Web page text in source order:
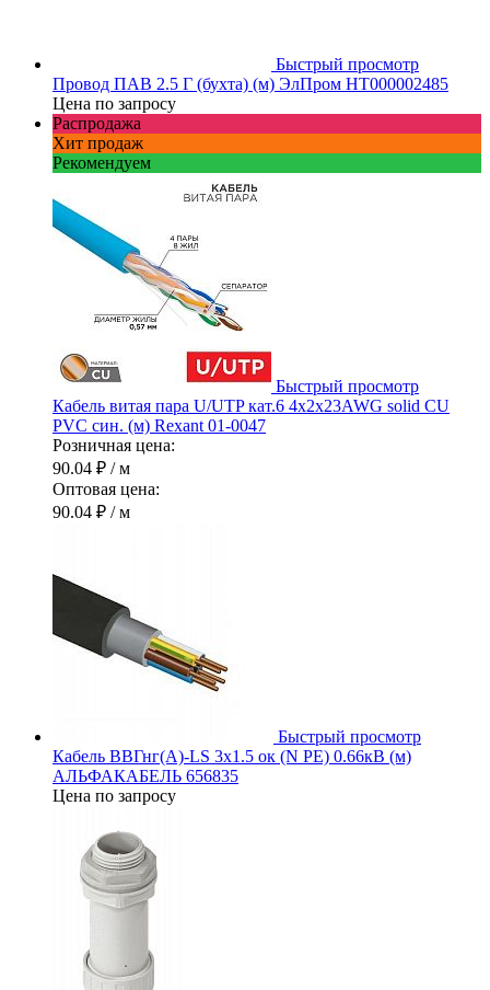
Быстрый просмотр
Провод ПАВ 2.5 Г (бухта) (м) ЭлПром НТ000002485
Цена по запросу
Распродажа
Хит продаж
Рекомендуем
Быстрый просмотр
Кабель витая пара U/UTP кат.6 4х2х23AWG solid CU
PVC син. (м) Rexant 01-0047
Розничная цена:
90.04 ₽ / м
Оптовая цена:
90.04 ₽ / м
Быстрый просмотр
Кабель ВВГнг(А)-LS 3х1.5 ок (N PE) 0.66кВ (м)
АЛЬФАКАБЕЛЬ 656835
Цена по запросу